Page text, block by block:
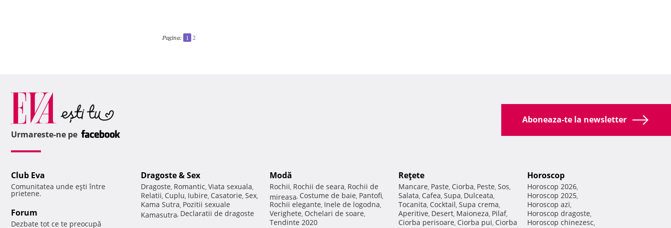
Pagina: 1 2
Aboneaza-te la newsletter
Urmareste-ne pe
Club Eva
Comunitatea unde eşti între
prietene.
Forum
Dezbate tot ce te preocupă
Dragoste & Sex
Dragoste, Romantic, Viata sexuala,
Relatii, Cuplu, Iubire, Casatorie, Sex,
Kama Sutra, Pozitii sexuale
Kamasutra, Declaratii de dragoste
Modă
Rochii, Rochii de seara, Rochii de
mireasa, Costume de baie, Pantofi,
Rochii elegante, Inele de logodna,
Verighete, Ochelari de soare,
Tendinte 2020
Reţete
Mancare, Paste, Ciorba, Peste, Sos,
Salata, Cafea, Supa, Dulceata,
Tocanita, Cocktail, Supa crema,
Aperitive, Desert, Maioneza, Pilaf,
Ciorba perisoare, Ciorba pui, Ciorba
Horoscop
Horoscop 2026,
Horoscop 2025,
Horoscop azi,
Horoscop dragoste,
Horoscop chinezesc,